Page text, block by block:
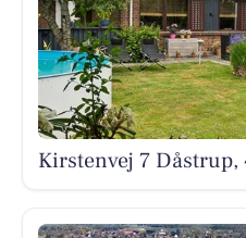
Kirstenvej 7